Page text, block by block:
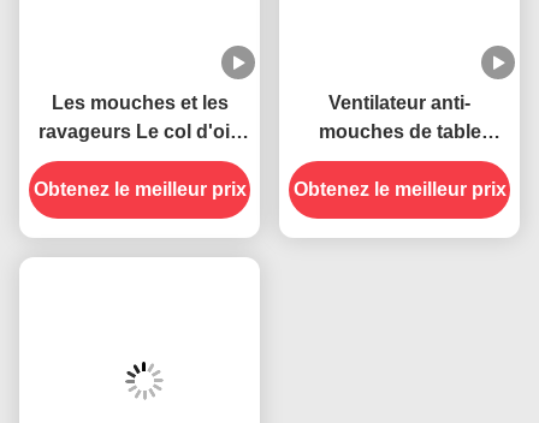
Les mouches et les
ravageurs Le col d'oie
souple, le câble USB,
les pièges à mouches
suspendus, le
Obtenez le meilleur prix
Ventilateur anti-
mouches de table
portable à lames
douces pour éloigner
les mouches à
Obtenez le meilleur prix